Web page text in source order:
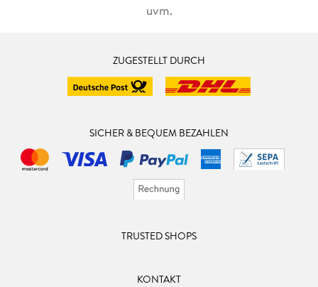
uvm.
ZUGESTELLT DURCH
SICHER & BEQUEM BEZAHLEN
TRUSTED SHOPS
KONTAKT